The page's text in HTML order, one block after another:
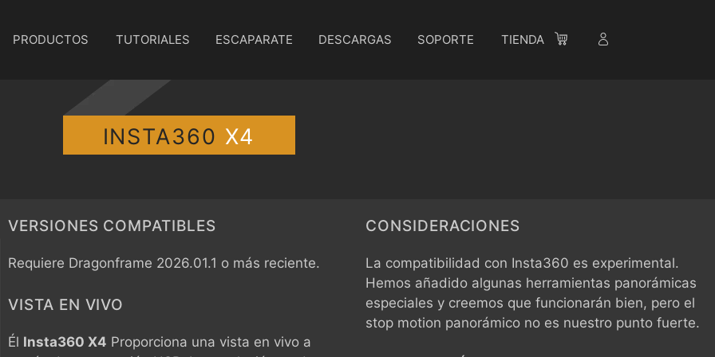
PRODUCTOS TUTORIALES ESCAPARATE DESCARGAS SOPORTE TIENDA
INSTA360 X4
VERSIONES COMPATIBLES
Requiere Dragonframe 2026.01.1 o más reciente.
VISTA EN VIVO
Él Insta360 X4 Proporciona una vista en vivo a
CONSIDERACIONES
La compatibilidad con Insta360 es experimental.
Hemos añadido algunas herramientas panorámicas
especiales y creemos que funcionarán bien, pero el
stop motion panorámico no es nuestro punto fuerte.